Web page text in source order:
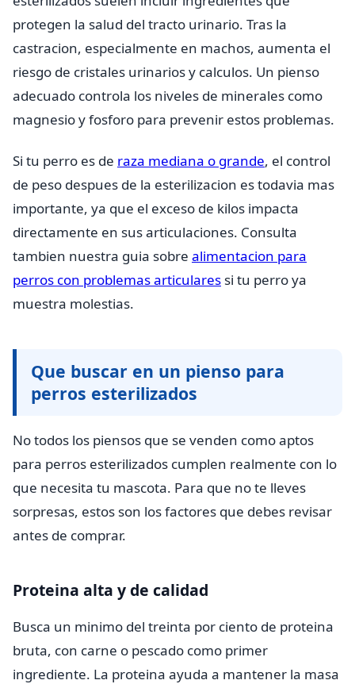
protegen la salud del tracto urinario. Tras la
castracion, especialmente en machos, aumenta el
riesgo de cristales urinarios y calculos. Un pienso
adecuado controla los niveles de minerales como
magnesio y fosforo para prevenir estos problemas.
Si tu perro es de raza mediana o grande, el control
de peso despues de la esterilizacion es todavia mas
importante, ya que el exceso de kilos impacta
directamente en sus articulaciones. Consulta
tambien nuestra guia sobre alimentacion para
perros con problemas articulares si tu perro ya
muestra molestias.
Que buscar en un pienso para
perros esterilizados
No todos los piensos que se venden como aptos
para perros esterilizados cumplen realmente con lo
que necesita tu mascota. Para que no te lleves
sorpresas, estos son los factores que debes revisar
antes de comprar.
Proteina alta y de calidad
Busca un minimo del treinta por ciento de proteina
bruta, con carne o pescado como primer
ingrediente. La proteina ayuda a mantener la masa